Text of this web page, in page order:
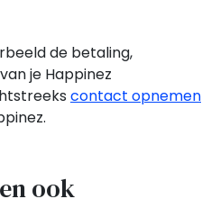
de betaling,
je Happinez
contact opnemen
ook